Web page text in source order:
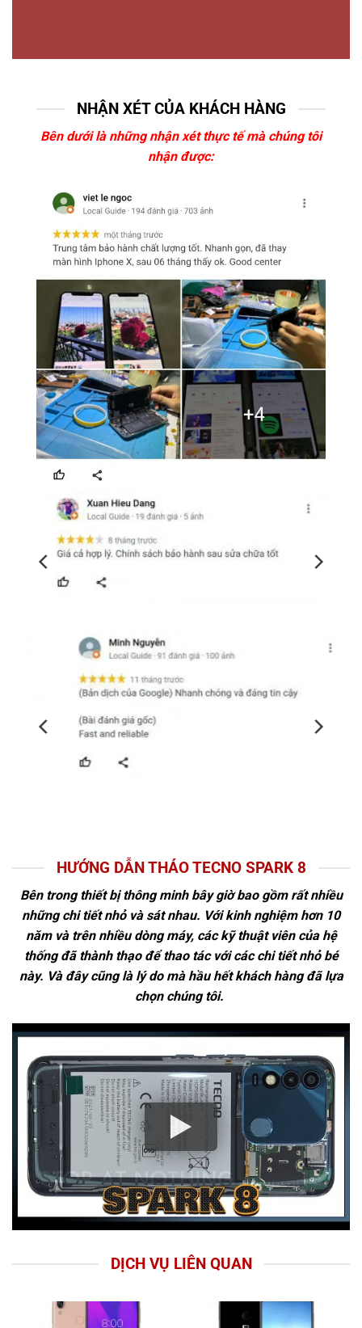
NHẬN XÉT CỦA KHÁCH HÀNG
Bên dưới là những nhận xét thực tế mà chúng tôi
nhận được:
HƯỚNG DẪN THÁO TECNO SPARK 8
Bên trong thiết bị thông minh bây giờ bao gồm rất nhiều
những chi tiết nhỏ và sát nhau. Với kinh nghiệm hơn 10
năm và trên nhiều dòng máy, các kỹ thuật viên của hệ
thống đã thành thạo để thao tác với các chi tiết nhỏ bé
này. Và đây cũng là lý do mà hầu hết khách hàng đã lựa
chọn chúng tôi.
DỊCH VỤ LIÊN QUAN